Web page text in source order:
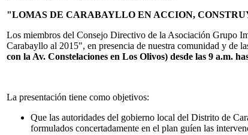
"LOMAS DE CARABAYLLO EN ACCION,
Los miembros del Consejo Directivo de la Asociación Grupo
Carabayllo al 2015", en presencia de nuestra comunidad y de
con la Av. Constelaciones en Los Olivos) desde las 9 a.m.
La presentación tiene como objetivos:
Que las autoridades del gobierno local del Distrito de
formulados concertadamente en el plan guíen las